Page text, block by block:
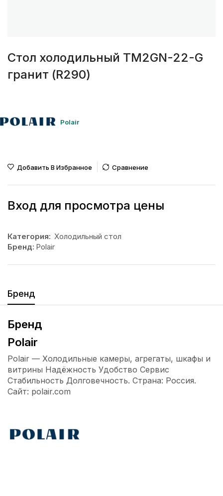
Стол холодильный TM2GN-22-G
гранит (R290)
Polair
Добавить В Избранное Сравнение
Вход для просмотра цены
Категория: Холодильный стол
Бренд: Polair
Бренд
Бренд
Polair
Polair — Холодильные камеры, агрегаты, шкафы и
витрины Надёжность Удобство Сервис
Стабильность Долговечность. Страна: Россия.
Сайт: polair.com